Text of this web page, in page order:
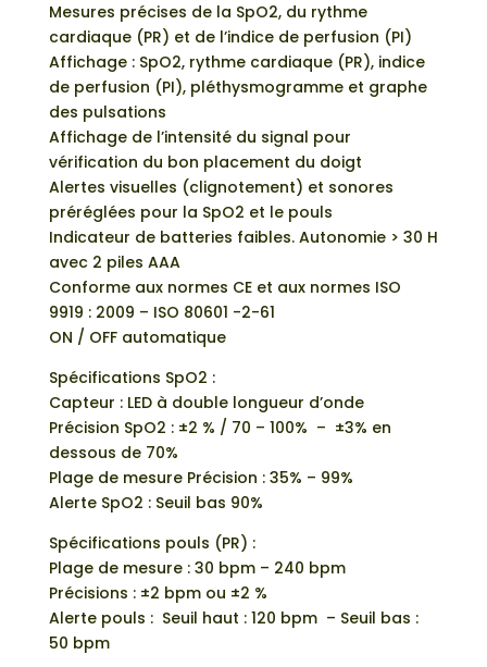
Mesures précises de la SpO2, du rythme
cardiaque (PR) et de l’indice de perfusion (PI)
Affichage : SpO2, rythme cardiaque (PR), indice
de perfusion (PI), pléthysmogramme et graphe
des pulsations
Affichage de l’intensité du signal pour
vérification du bon placement du doigt
Alertes visuelles (clignotement) et sonores
préréglées pour la SpO2 et le pouls
Indicateur de batteries faibles. Autonomie > 30 H
avec 2 piles AAA
Conforme aux normes CE et aux normes ISO
9919 : 2009 – ISO 80601 -2-61
ON / OFF automatique
Spécifications SpO2 :
Capteur : LED à double longueur d’onde
Précision SpO2 : ±2 % / 70 – 100% – ±3% en
dessous de 70%
Plage de mesure Précision : 35% – 99%
Alerte SpO2 : Seuil bas 90%
Spécifications pouls (PR) :
Plage de mesure : 30 bpm – 240 bpm
Précisions : ±2 bpm ou ±2 %
Alerte pouls : Seuil haut : 120 bpm – Seuil bas :
50 bpm